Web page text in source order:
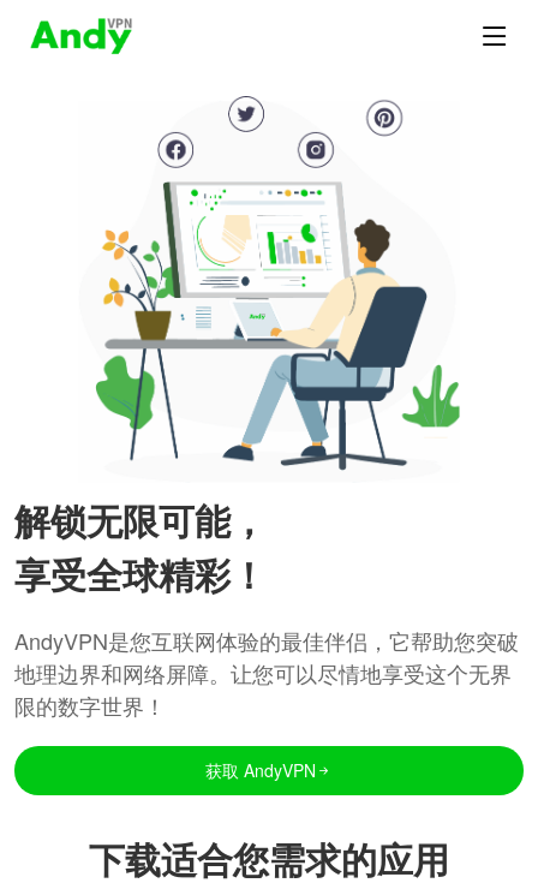
解锁无限可能，
享受全球精彩！
AndyVPN是您互联网体验的最佳伴侣，它帮助您突破
地理边界和网络屏障。让您可以尽情地享受这个无界
限的数字世界！
获取 AndyVPN
下载适合您需求的应用